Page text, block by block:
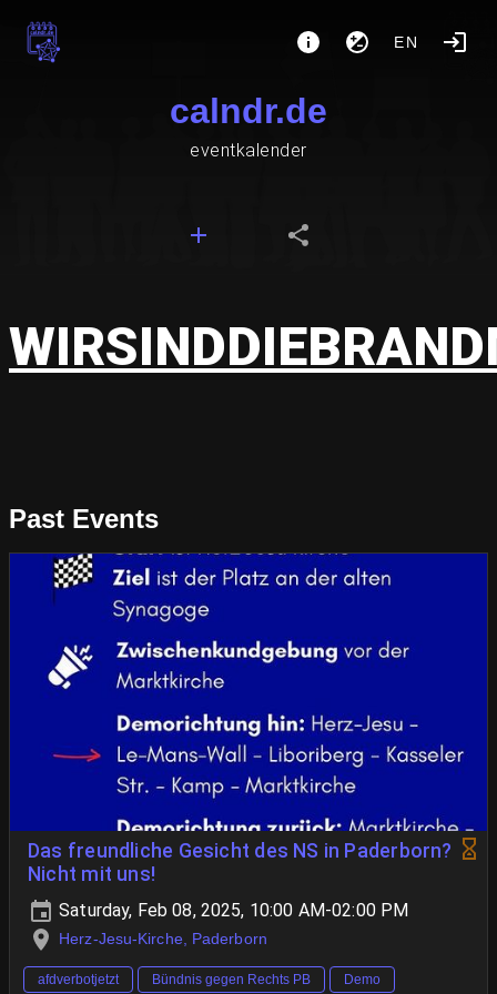
EN
calndr.de
eventkalender
Past Events
Das freundliche Gesicht des NS in Paderborn?
Nicht mit uns!
Saturday, Feb 08, 2025, 10:00 AM-02:00 PM
Herz-Jesu-Kirche, Paderborn
afdverbotjetzt Bündnis gegen Rechts PB Demo